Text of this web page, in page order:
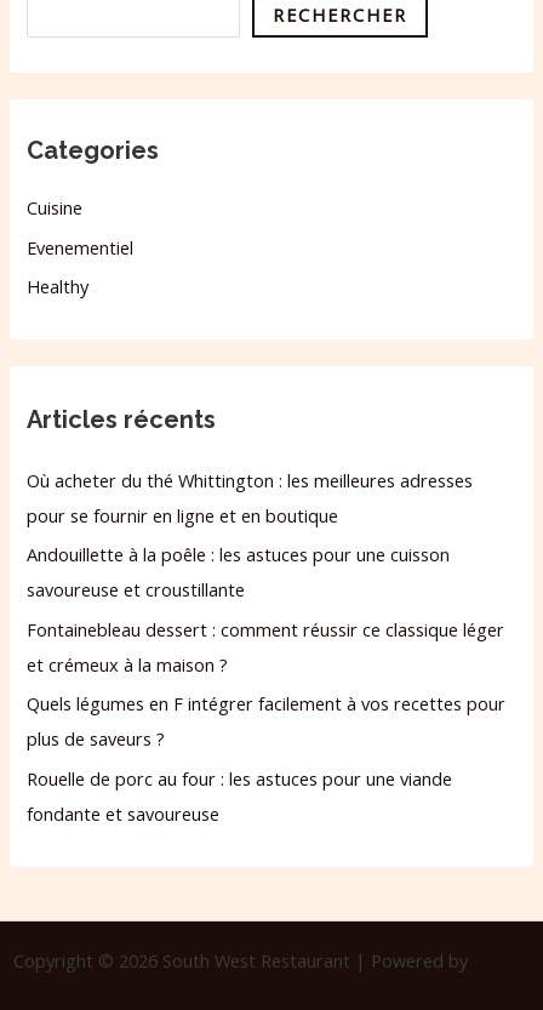
RECHERCHER
Categories
Cuisine
Evenementiel
Healthy
Articles récents
Où acheter du thé Whittington : les meilleures adresses
pour se fournir en ligne et en boutique
Andouillette à la poêle : les astuces pour une cuisson
savoureuse et croustillante
Fontainebleau dessert : comment réussir ce classique léger
et crémeux à la maison ?
Quels légumes en F intégrer facilement à vos recettes pour
plus de saveurs ?
Rouelle de porc au four : les astuces pour une viande
fondante et savoureuse
Copyright © 2026 South West Restaurant | Powered by